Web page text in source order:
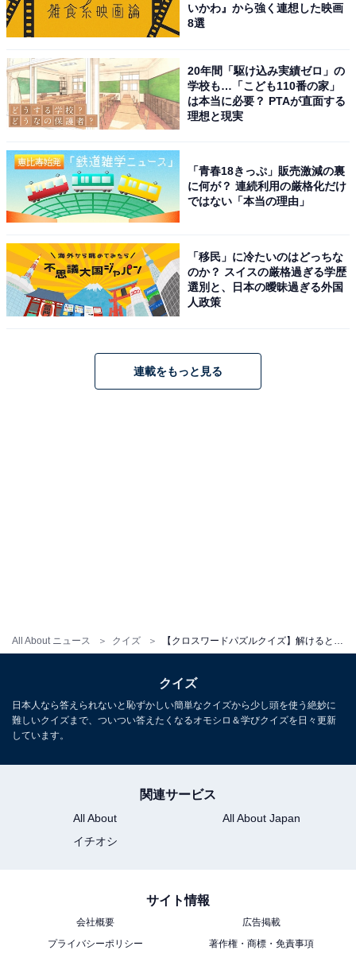
All About ニュース クイズ
いかわ』から強く連想した映画
8選
20年間「駆け込み実績ゼロ」の
学校も…「こども110番の家」
は本当に必要？ PTAが直面する
理想と現実
「青春18きっぷ」販売激減の裏
に何が？ 連続利用の厳格化だけ
ではない「本当の理由」
「移民」に冷たいのはどっちな
のか？ スイスの厳格過ぎる学歴
選別と、日本の曖昧過ぎる外国
人政策
連載をもっと見る
クイズ
日本人なら答えられないと恥ずかしい簡単なクイズから少し頭を使う絶妙に
難しいクイズまで、ついつい答えたくなるオモシロ＆学びクイズを日々更新
しています。
関連サービス
All About
All About Japan
イチオシ
サイト情報
会社概要
広告掲載
プライバシーポリシー
著作権・商標・免責事項